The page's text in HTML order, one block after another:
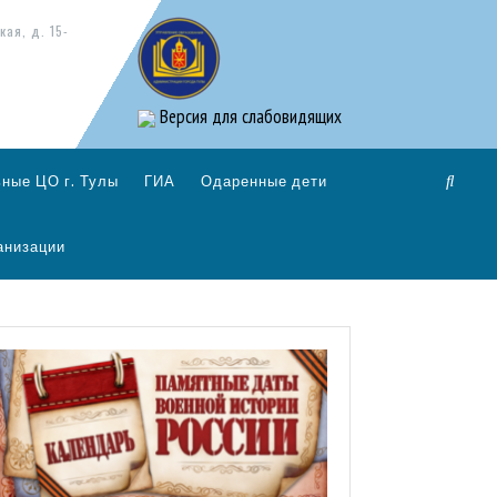
д. 15-
Версия для слабовидящих
ЦО г. Тулы ГИА Одаренные дети